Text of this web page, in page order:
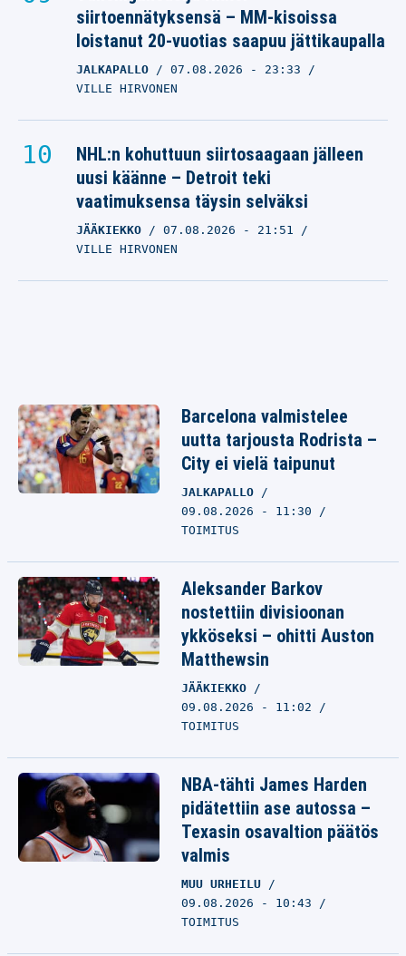
siirtoennätyksensä – MM-kisoissa
loistanut 20-vuotias saapuu jättikaupalla
JALKAPALLO 07.08.2026 - 23:33
VILLE HIRVONEN
NHL:n kohuttuun siirtosaagaan jälleen
uusi käänne – Detroit teki
vaatimuksensa täysin selväksi
JÄÄKIEKKO 07.08.2026 - 21:51
VILLE HIRVONEN
Barcelona valmistelee
uutta tarjousta Rodrista –
City ei vielä taipunut
JALKAPALLO
09.08.2026 - 11:30
TOIMITUS
Aleksander Barkov
nostettiin divisioonan
ykköseksi – ohitti Auston
Matthewsin
JÄÄKIEKKO
09.08.2026 - 11:02
TOIMITUS
NBA-tähti James Harden
pidätettiin ase autossa –
Texasin osavaltion päätös
valmis
MUU URHEILU
09.08.2026 - 10:43
TOIMITUS